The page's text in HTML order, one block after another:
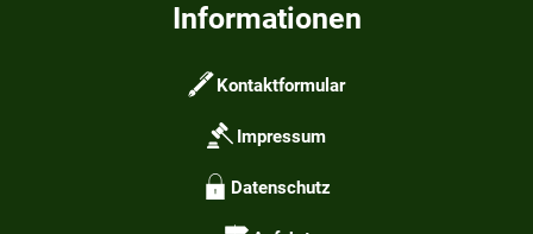
Informationen
Kontaktformular
Impressum
Datenschutz